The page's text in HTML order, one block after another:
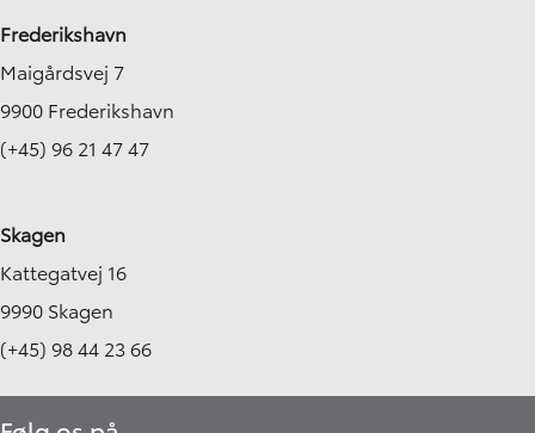
Frederikshavn
Maigårdsvej 7
9900 Frederikshavn
(+45) 96 21 47 47
Skagen
Kattegatvej 16
9990 Skagen
(+45) 98 44 23 66